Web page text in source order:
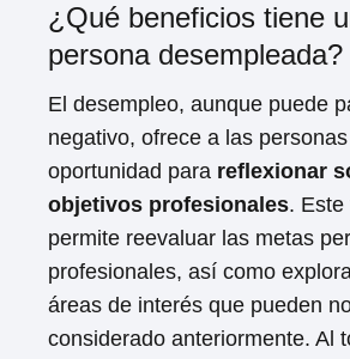
¿Qué beneficios tiene
persona desempleada?
El desempleo, aunque puede
negativo, ofrece a las
oportunidad para reflexionar
objetivos profesionales. Este
permite reevaluar las metas
profesionales, así como
áreas de interés que pueden
considerado anteriormente. Al